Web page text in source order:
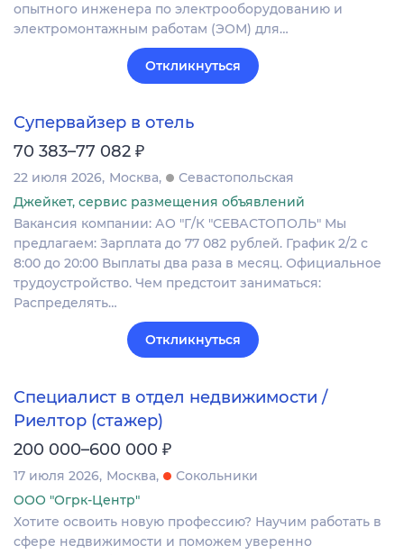
опытного инженера по электрооборудованию и
электромонтажным работам (ЭОМ) для…
Откликнуться
Супервайзер в отель
70 383–77 082 ₽
22 июля 2026 Москва
Севастопольская
Джейкет, сервис размещения объявлений
Вакансия компании: АО "Г/К "СЕВАСТОПОЛЬ" Мы
предлагаем: Зарплата до 77 082 рублей. График 2/2 с
8:00 до 20:00 Выплаты два раза в месяц. Официальное
трудоустройство. Чем предстоит заниматься:
Распределять…
Откликнуться
Специалист в отдел недвижимости /
Риелтор (стажер)
200 000–600 000 ₽
17 июля 2026 Москва
Сокольники
ООО "Огрк-Центр"
Хотите освоить новую профессию? Научим работать в
сфере недвижимости и поможем уверенно